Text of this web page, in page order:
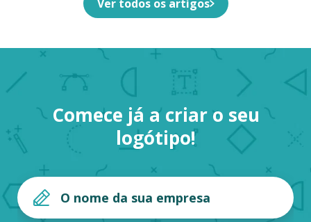
Ver todos os artigos
Comece já a criar o seu
logótipo!